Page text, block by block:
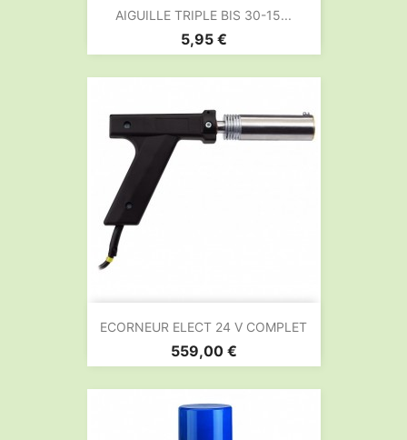
AIGUILLE TRIPLE BIS 30-15...
Prix
5,95 €
ECORNEUR ELECT 24 V COMPLET
Prix
559,00 €